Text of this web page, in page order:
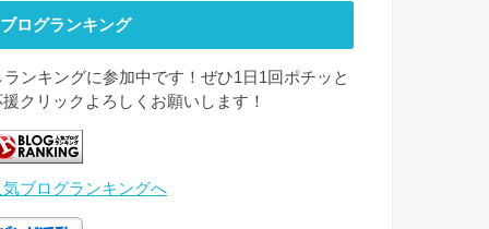
ブログランキング
ランキングに参加中です！ぜひ1日1回ポチッと
援クリックよろしくお願いします！
気ブログランキングへ